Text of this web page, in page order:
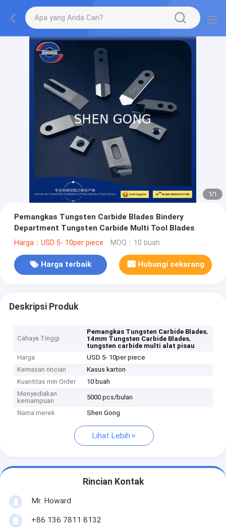
1/1
Pemangkas Tungsten Carbide Blades Bindery
Department Tungsten Carbide Multi Tool Blades
Harga：USD 5- 10per piece MOQ：10 buah
Harga terbaik Hubungi sekarang
Deskripsi Produk
Cahaya Tinggi
Pemangkas Tungsten Carbide Blades,
14mm Tungsten Carbide Blades,
tungsten carbide multi alat pisau
Harga
USD 5- 10per piece
Kemasan rincian
Kasus karton
Kuantitas min Order
10 buah
Menyediakan
kemampuan
5000 pcs/bulan
Nama merek Shen Gong
Lihat Lebih
Rincian Kontak
Mr. Howard
+86 136 7811 8132